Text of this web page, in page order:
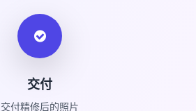
交付
交付精修后的照片